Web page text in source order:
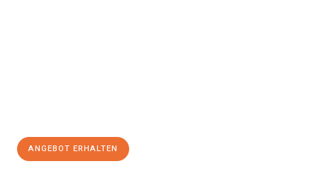
ANGEBOT ERHALTEN